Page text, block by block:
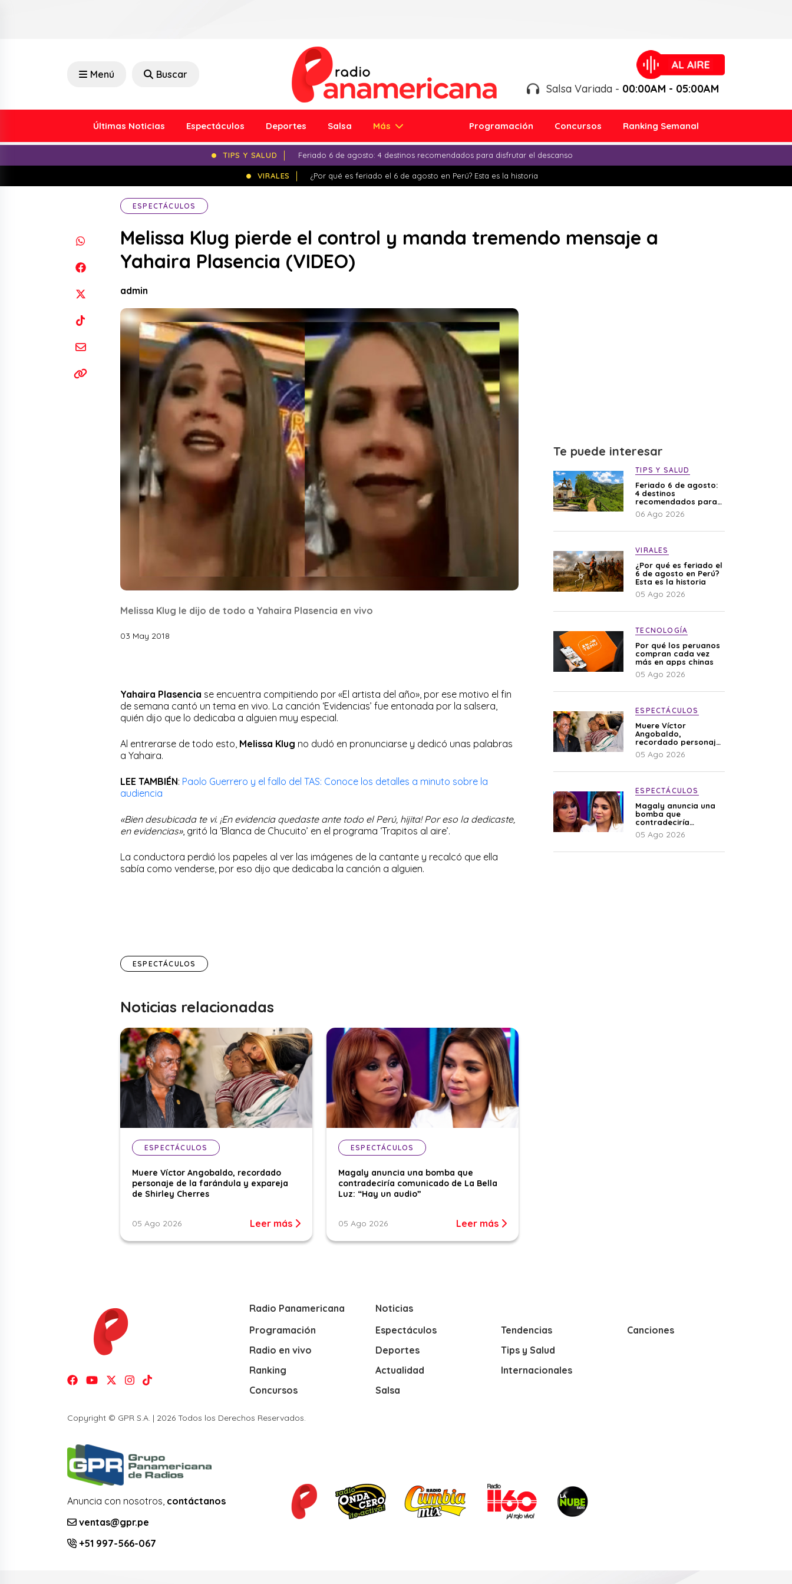
Menú Buscar
Salsa Variada - 00:00AM - 05:00AM
Últimas Noticias Espectáculos Deportes Salsa Más Programación Concursos Ranking Semanal
TIPS Y SALUD Feriado 6 de agosto: 4 destinos recomendados para disfrutar el descanso
VIRALES ¿Por qué es feriado el 6 de agosto en Perú? Esta es la historia
ESPECTÁCULOS
Melissa Klug pierde el control y manda tremendo mensaje a
Yahaira Plasencia (VIDEO)
admin
Melissa Klug le dijo de todo a Yahaira Plasencia en vivo
03 May 2018
Yahaira Plasencia se encuentra compitiendo por «El artista del año», por ese motivo el fin
de semana cantó un tema en vivo. La canción ‘Evidencias’ fue entonada por la salsera,
quién dijo que lo dedicaba a alguien muy especial.
Al entrerarse de todo esto, Melissa Klug no dudó en pronunciarse y dedicó unas palabras
a Yahaira.
LEE TAMBIÉN: Paolo Guerrero y el fallo del TAS: Conoce los detalles a minuto sobre la
audiencia
«Bien desubicada te vi. ¡En evidencia quedaste ante todo el Perú, hijita! Por eso la dedicaste,
en evidencias», gritó la ‘Blanca de Chucuito’ en el programa ‘Trapitos al aire’.
La conductora perdió los papeles al ver las imágenes de la cantante y recalcó que ella
sabía como venderse, por eso dijo que dedicaba la canción a alguien.
ESPECTÁCULOS
Noticias relacionadas
ESPECTÁCULOS
Muere Víctor Angobaldo, recordado
personaje de la farándula y expareja
de Shirley Cherres
05 Ago 2026 Leer más
ESPECTÁCULOS
Magaly anuncia una bomba que
contradeciría comunicado de La Bella
Luz: “Hay un audio”
05 Ago 2026 Leer más
Te puede interesar
TIPS Y SALUD
Feriado 6 de agosto:
4 destinos
recomendados para
disfrutar el descanso
06 Ago 2026
VIRALES
¿Por qué es feriado el
6 de agosto en Perú?
Esta es la historia
05 Ago 2026
TECNOLOGÍA
Por qué los peruanos
compran cada vez
más en apps chinas
05 Ago 2026
ESPECTÁCULOS
Muere Víctor
Angobaldo,
recordado personaje
de la farándula y
expareja de Shirley
05 Ago 2026
ESPECTÁCULOS
Magaly anuncia una
bomba que
contradeciría
comunicado de La
Bella Luz: “Hay un
05 Ago 2026
Radio Panamericana
Programación
Radio en vivo
Ranking
Concursos
Noticias
Espectáculos
Deportes
Actualidad
Salsa
Tendencias
Tips y Salud
Internacionales
Canciones
Copyright © GPR S.A. | 2026 Todos los Derechos Reservados.
Anuncia con nosotros, contáctanos
ventas@gpr.pe
+51 997-566-067